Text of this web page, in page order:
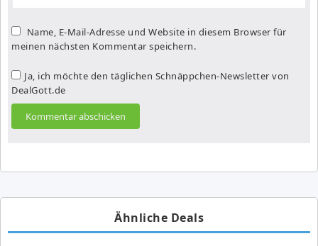
Name, E-Mail-Adresse und Website in diesem Browser für
meinen nächsten Kommentar speichern.
Ja, ich möchte den täglichen Schnäppchen-Newsletter von
DealGott.de
Ähnliche Deals